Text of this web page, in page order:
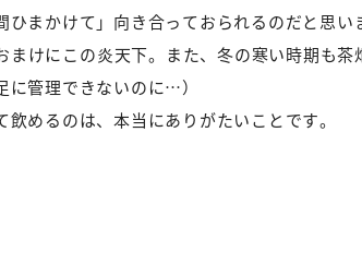
まかけて」向き合っておられるのだと思い
けにこの炎天下。また、冬の寒い時期も茶
管理できないのに…）
めるのは、本当にありがたいことです。